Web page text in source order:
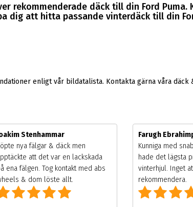
rekommenderade däck till din Ford
dig att hitta passande vinterdäck till din
enligt vår bildatalista. Kontakta gärna våra
Stenhammar
nya fälgar & däck men
att det var en lackskada
ena fälgen. Tog kontakt med abs
& dom löste allt.
Farugh
Kunniga med
hade det lägsta
vinterhjul. Inget
rekommendera.